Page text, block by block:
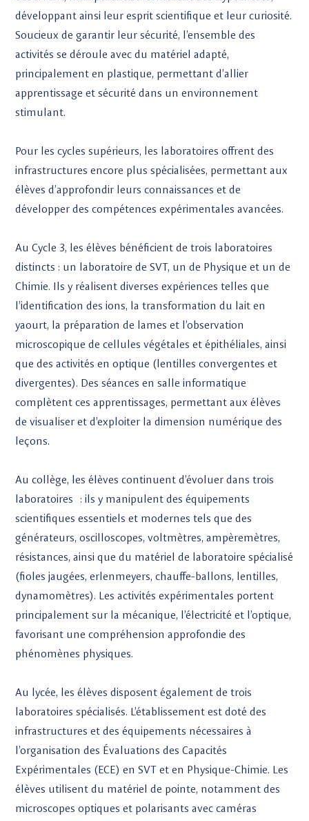
développant ainsi leur esprit scientifique et leur curiosité.
Soucieux de garantir leur sécurité, l’ensemble des
activités se déroule avec du matériel adapté,
principalement en plastique, permettant d’allier
apprentissage et sécurité dans un environnement
stimulant.
Pour les cycles supérieurs, les laboratoires offrent des
infrastructures encore plus spécialisées, permettant aux
élèves d’approfondir leurs connaissances et de
développer des compétences expérimentales avancées.
Au Cycle 3, les élèves bénéficient de trois laboratoires
distincts : un laboratoire de SVT, un de Physique et un de
Chimie. Ils y réalisent diverses expériences telles que
l’identification des ions, la transformation du lait en
yaourt, la préparation de lames et l’observation
microscopique de cellules végétales et épithéliales, ainsi
que des activités en optique (lentilles convergentes et
divergentes). Des séances en salle informatique
complètent ces apprentissages, permettant aux élèves
de visualiser et d’exploiter la dimension numérique des
leçons.
Au collège, les élèves continuent d’évoluer dans trois
laboratoires : ils y manipulent des équipements
scientifiques essentiels et modernes tels que des
générateurs, oscilloscopes, voltmètres, ampèremètres,
résistances, ainsi que du matériel de laboratoire spécialisé
(fioles jaugées, erlenmeyers, chauffe-ballons, lentilles,
dynamomètres). Les activités expérimentales portent
principalement sur la mécanique, l’électricité et l’optique,
favorisant une compréhension approfondie des
phénomènes physiques.
Au lycée, les élèves disposent également de trois
laboratoires spécialisés. L’établissement est doté des
infrastructures et des équipements nécessaires à
l’organisation des Évaluations des Capacités
Expérimentales (ECE) en SVT et en Physique-Chimie. Les
élèves utilisent du matériel de pointe, notamment des
microscopes optiques et polarisants avec caméras